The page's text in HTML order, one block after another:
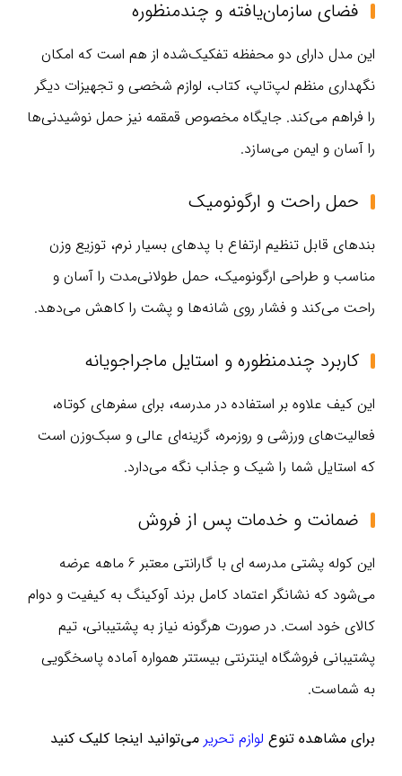
فضای سازمان‌یافته و چندمنظوره
این مدل دارای دو محفظه تفکیک‌شده از هم است که امکان
نگهداری منظم لپ‌تاپ، کتاب، لوازم شخصی و تجهیزات دیگر
را فراهم می‌کند. جایگاه مخصوص قمقمه نیز حمل نوشیدنی‌ها
را آسان و ایمن می‌سازد.
حمل راحت و ارگونومیک
بندهای قابل تنظیم ارتفاع با پدهای بسیار نرم، توزیع وزن
مناسب و طراحی ارگونومیک، حمل طولانی‌مدت را آسان و
راحت می‌کند و فشار روی شانه‌ها و پشت را کاهش می‌دهد.
کاربرد چندمنظوره و استایل ماجراجویانه
این کیف علاوه بر استفاده در مدرسه، برای سفرهای کوتاه،
فعالیت‌های ورزشی و روزمره، گزینه‌ای عالی و سبک‌وزن است
که استایل شما را شیک و جذاب نگه می‌دارد.
ضمانت و خدمات پس از فروش
این کوله پشتی مدرسه ای با گارانتی معتبر 6 ماهه عرضه
می‌شود که نشانگر اعتماد کامل برند آوکینگ به کیفیت و دوام
کالای خود است. در صورت هرگونه نیاز به پشتیبانی، تیم
پشتیبانی فروشگاه اینترنتی بیستتر همواره آماده پاسخگویی
به شماست.
برای مشاهده تنوع لوازم تحریر می‌توانید اینجا کلیک کنید